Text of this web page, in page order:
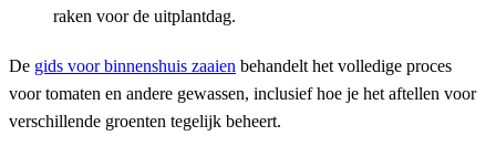
raken voor de uitplantdag.
De gids voor binnenshuis zaaien behandelt het volledige proces
voor tomaten en andere gewassen, inclusief hoe je het aftellen voor
verschillende groenten tegelijk beheert.